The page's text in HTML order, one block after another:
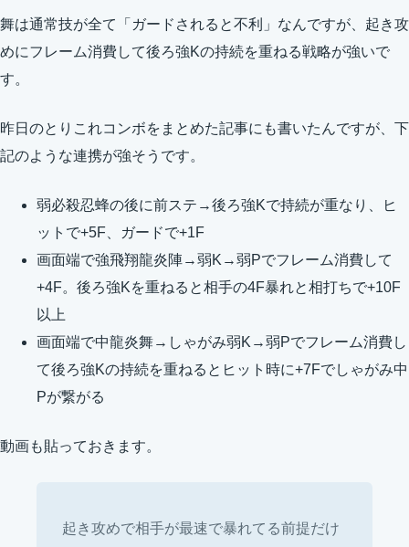
舞は通常技が全て「ガードされると不利」なんですが、起き攻
めにフレーム消費して後ろ強Kの持続を重ねる戦略が強いで
す。
昨日のとりこれコンボをまとめた記事にも書いたんですが、下
記のような連携が強そうです。
弱必殺忍蜂の後に前ステ→後ろ強Kで持続が重なり、ヒ
ットで+5F、ガードで+1F
画面端で強飛翔龍炎陣→弱K→弱Pでフレーム消費して
+4F。後ろ強Kを重ねると相手の4F暴れと相打ちで+10F
以上
画面端で中龍炎舞→しゃがみ弱K→弱Pでフレーム消費し
て後ろ強Kの持続を重ねるとヒット時に+7Fでしゃがみ中
Pが繋がる
動画も貼っておきます。
起き攻めで相手が最速で暴れてる前提だけ